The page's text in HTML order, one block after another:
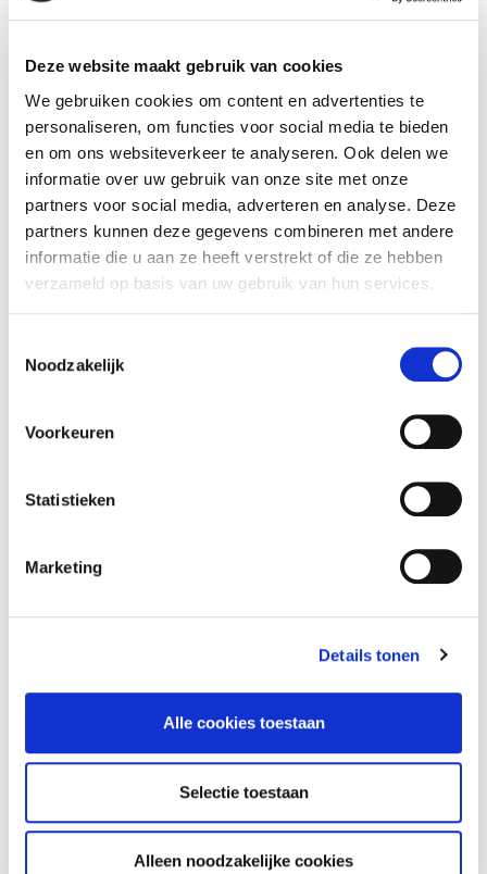
Deze website maakt gebruik van cookies
We gebruiken cookies om content en advertenties te
personaliseren, om functies voor social media te bieden
en om ons websiteverkeer te analyseren. Ook delen we
informatie over uw gebruik van onze site met onze
partners voor social media, adverteren en analyse. Deze
partners kunnen deze gegevens combineren met andere
informatie die u aan ze heeft verstrekt of die ze hebben
verzameld op basis van uw gebruik van hun services.
Noodzakelijk
Voorkeuren
Statistieken
Marketing
Details tonen
Alle cookies toestaan
Selectie toestaan
Alleen noodzakelijke cookies
– Statische elektriciteit
– Wrijving metalen
– Impact metalen
– Statische lading
– Warmte
De opbouw is bijvoorbeeld ATEX E Ex ia IIC T6, de
variatie zit hem in de ia, IIC en T6. Waarbij de ia de
beschermingstechniek is, de IIC de variant van de
Atex Ventielen
RVS Ventielen zijn leverbaar in alle soorten Atex
certificeringen, voor bijvoorbeeld direct op actuators.
ventielen. Deze kunnen zowel inline, manifold
overgegaan op complete systemen met daarin alle
verzorgingscomponenten en ventielen. Van oudsher
tegenwoordig zijn er ook steeds meer compactere en
eenvoudiger te integreren systemen leverbaar. Zo zijn
er deze alternatieven:
Manifold mounted
Stacking